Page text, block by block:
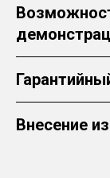
Внесение